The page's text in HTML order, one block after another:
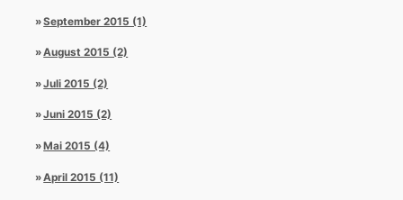
September 2015 (1)
August 2015 (2)
Juli 2015 (2)
Juni 2015 (2)
Mai 2015 (4)
April 2015 (11)